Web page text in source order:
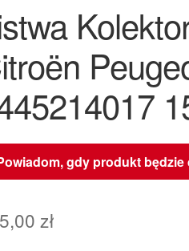
gdy produkt
zł